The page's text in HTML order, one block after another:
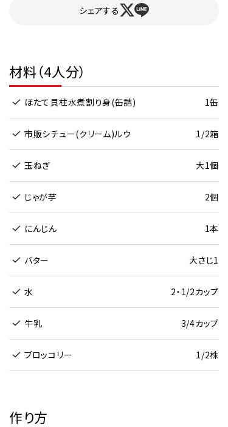
シェアする
材料（4人分）
ほたて貝柱水煮割り身(缶詰) 1缶
市販シチュー(クリーム)ルウ 1/2箱
玉ねぎ 大1個
じゃが芋 2個
にんじん 1本
バター 大さじ1
水 2・1/2カップ
牛乳 3/4カップ
ブロッコリー 1/2株
作り方